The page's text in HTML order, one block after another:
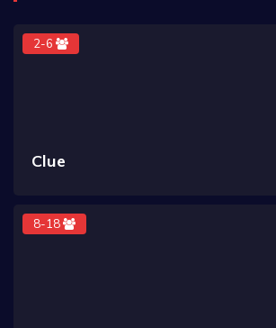
2-6
Clue
8-18